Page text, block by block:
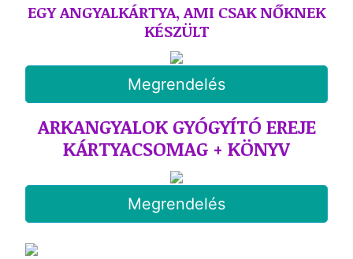
EGY ANGYALKÁRTYA, AMI CSAK NŐKNEK
KÉSZÜLT
Megrendelés
ARKANGYALOK GYÓGYÍTÓ EREJE
KÁRTYACSOMAG + KÖNYV
Megrendelés